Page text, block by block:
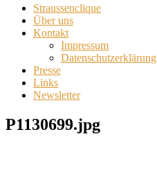
Straussenclique
Über uns
Kontakt
Impressum
Datenschutzerklärung
Presse
Links
Newsletter
P1130699.jpg